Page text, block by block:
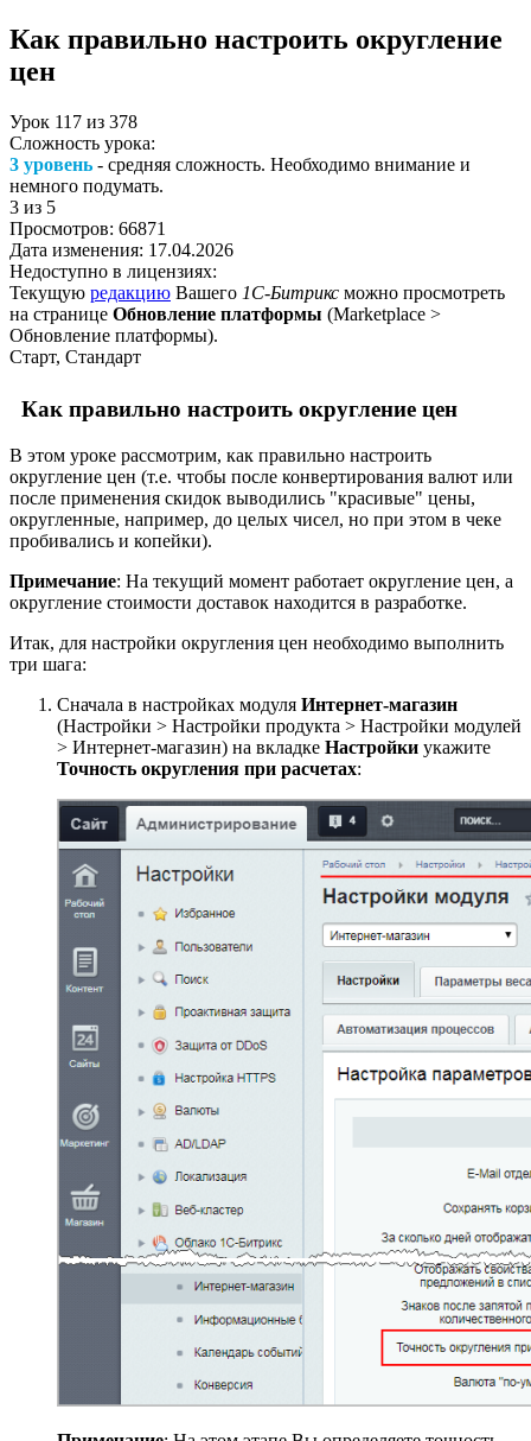
Как правильно настроить округление
цен
Урок 117 из 378
Сложность урока:
3 уровень - средняя сложность. Необходимо внимание и
немного подумать.
3 из 5
Просмотров: 66871
Дата изменения: 17.04.2026
Недоступно в лицензиях:
Текущую редакцию Вашего 1С-Битрикс можно просмотреть
на странице Обновление платформы (Marketplace >
Обновление платформы).
Старт, Стандарт
Как правильно настроить округление цен
В этом уроке рассмотрим, как правильно настроить
округление цен (т.е. чтобы после конвертирования валют или
после применения скидок выводились "красивые" цены,
округленные, например, до целых чисел, но при этом в чеке
пробивались и копейки).
Примечание: На текущий момент работает округление цен, а
округление стоимости доставок находится в разработке.
Итак, для настройки округления цен необходимо выполнить
три шага:
Сначала в настройках модуля Интернет-магазин
(Настройки > Настройки продукта > Настройки модулей
> Интернет-магазин) на вкладке Настройки укажите
Точность округления при расчетах: